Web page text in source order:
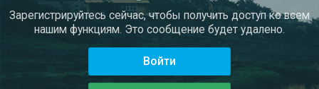
Зарегистрируйтесь сейчас, чтобы получить доступ ко всем
нашим функциям. Это сообщение будет удалено.
Войти